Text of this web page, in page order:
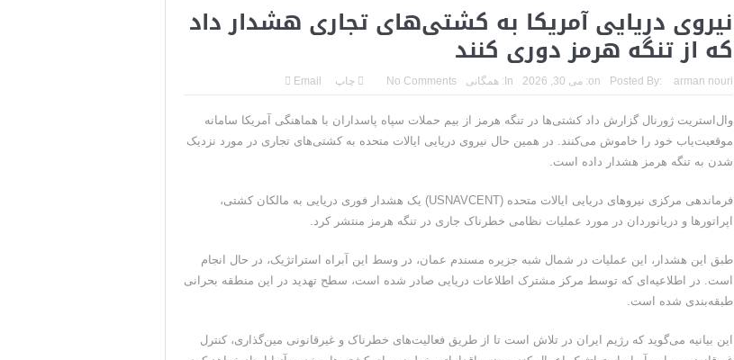
ترامپ: سرمایه‌گذاران دریافته‌اند که آمریکا در حال پیروزی است
مذاکرات تنگه هرمز به نتیجه نرسید؛ سپاه جنگ را برگزید/بازگشت دو ناو هواپیمابر
ونزوئلا؛ منتقدان ترامپ اذعان می‌کنند که حق با او بود وضعیت بهبود یافته است
دیپلمات حکومتی: ترامپ می‌خواهد یک بار برای همیشه نسخه ما را بپیچد+تحلیل
ترامپ: این آخرین فرصت برای حکومت ایران است، امیدوارم سر عقل بیایند
ترامپ: رهبری حکومت ایران فریبکار و دورویی عجیبی از خود نشان می‌دهد
نیروی دریایی آمریکا به کشتی‌های تجاری هشدار داد
که از تنگه هرمز دوری کنند
Posted By: arman nouri
on: می 30, 2026 In: همگانی No Comments چاپ Email
وال‌استریت ژورنال گزارش داد کشتی‌ها در تنگه هرمز از بیم حملات سپاه پاسداران با هماهنگی آمریکا سامانه
موقعیت‌یاب خود را خاموش می‌کنند. در همین حال نیروی دریایی ایالات متحده به کشتی‌های تجاری در مورد نزدیک
شدن به تنگه هرمز هشدار داده است.
فرماندهی مرکزی نیروهای دریایی ایالات متحده (USNAVCENT) یک هشدار فوری دریایی به مالکان کشتی،
اپراتورها و دریانوردان در مورد عملیات نظامی خطرناک جاری در تنگه هرمز منتشر کرد.
طبق این هشدار، این عملیات در شمال شبه جزیره مسندم عمان، در وسط این آبراه استراتژیک، در حال انجام
است. در اطلاعیه‌ای که توسط مرکز مشترک اطلاعات دریایی صادر شده است، سطح تهدید در این منطقه بحرانی
طبقه‌بندی شده است.
این بیانیه می‌گوید که رژیم ایران در تلاش است تا از طریق فعالیت‌های خطرناک و غیرقانونی مین‌گذاری، کنترل